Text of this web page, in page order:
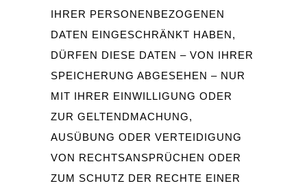
IHRER PERSONENBEZOGENEN
DATEN EINGESCHRÄNKT HABEN,
DÜRFEN DIESE DATEN – VON IHRER
SPEICHERUNG ABGESEHEN – NUR
MIT IHRER EINWILLIGUNG ODER
ZUR GELTENDMACHUNG,
AUSÜBUNG ODER VERTEIDIGUNG
VON RECHTSANSPRÜCHEN ODER
ZUM SCHUTZ DER RECHTE EINER